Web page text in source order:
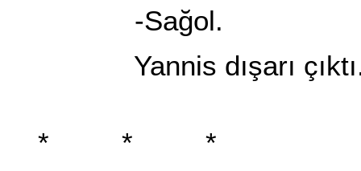
-Sağol.
Yannis dışarı
* * *